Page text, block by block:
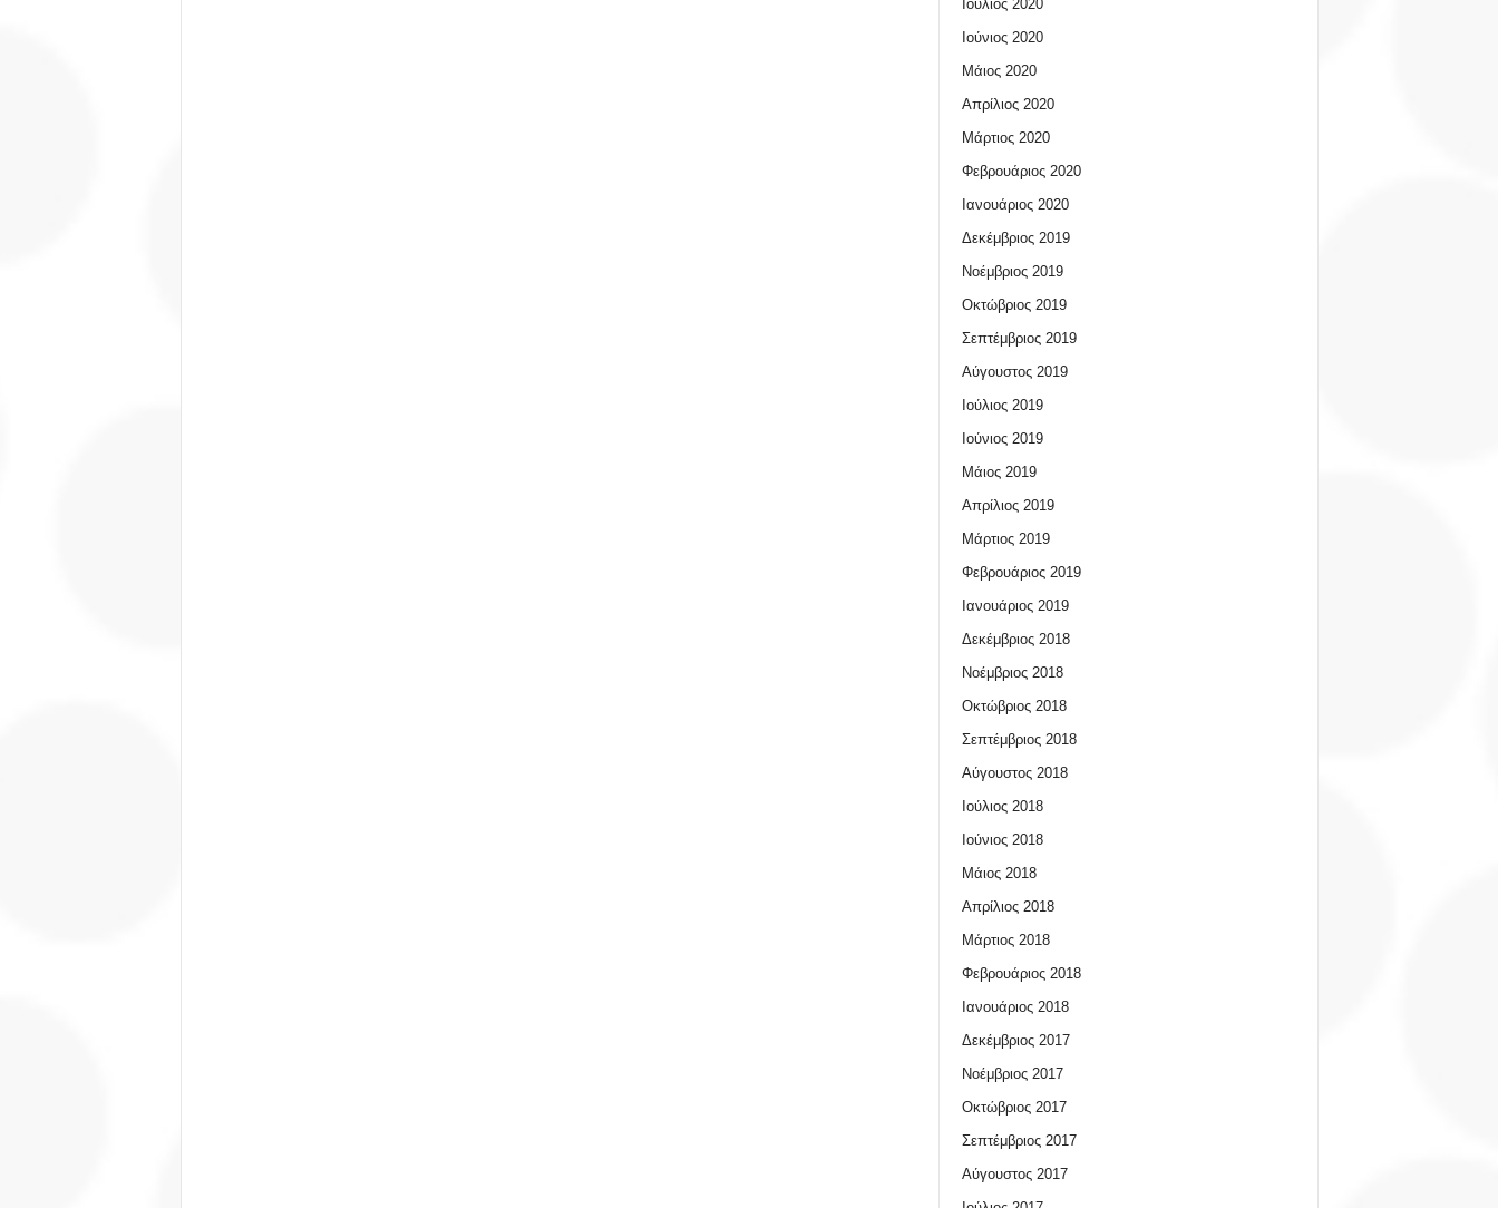
Ιούλιος 2020
Ιούνιος 2020
Μάιος 2020
Απρίλιος 2020
Μάρτιος 2020
Φεβρουάριος 2020
Ιανουάριος 2020
Δεκέμβριος 2019
Νοέμβριος 2019
Οκτώβριος 2019
Σεπτέμβριος 2019
Αύγουστος 2019
Ιούλιος 2019
Ιούνιος 2019
Μάιος 2019
Απρίλιος 2019
Μάρτιος 2019
Φεβρουάριος 2019
Ιανουάριος 2019
Δεκέμβριος 2018
Νοέμβριος 2018
Οκτώβριος 2018
Σεπτέμβριος 2018
Αύγουστος 2018
Ιούλιος 2018
Ιούνιος 2018
Μάιος 2018
Απρίλιος 2018
Μάρτιος 2018
Φεβρουάριος 2018
Ιανουάριος 2018
Δεκέμβριος 2017
Νοέμβριος 2017
Οκτώβριος 2017
Σεπτέμβριος 2017
Αύγουστος 2017